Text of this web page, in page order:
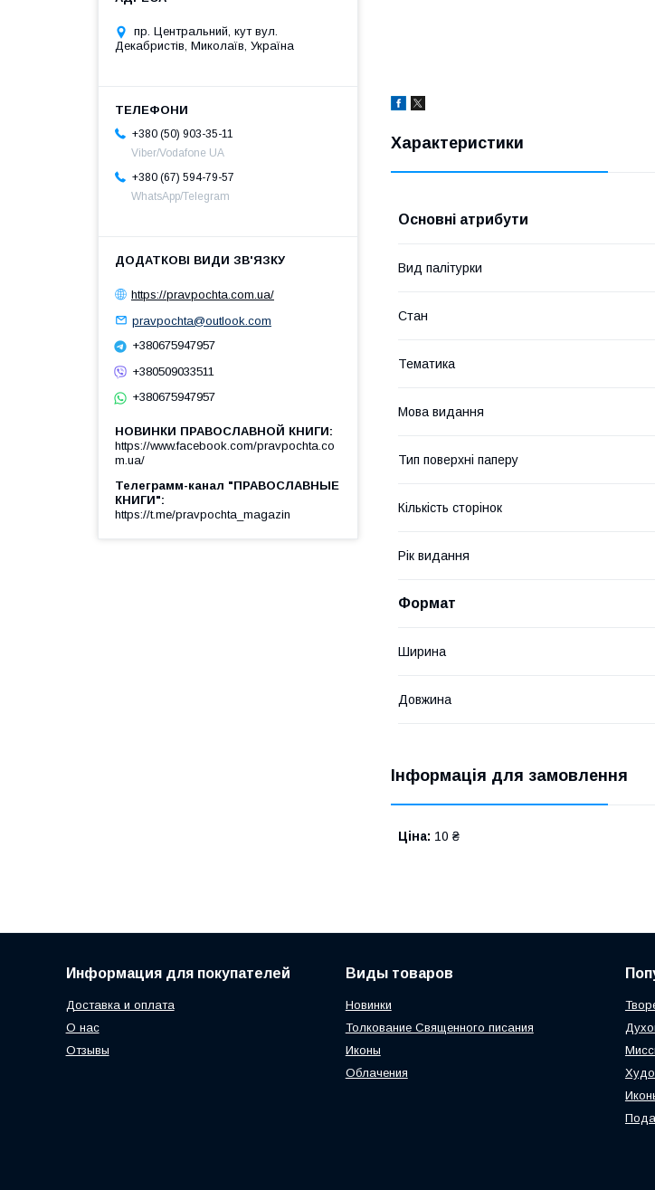
Характеристики
Основні атрибути
Вид палітурки
Стан
Тематика
Мова видання
Тип поверхні паперу
Кількість сторінок
Рік видання
Формат
Ширина
Довжина
Інформація для замовлення
Ціна: 10 ₴
пр. Центральний, кут вул.
Декабристів, Миколаїв, Україна
+380 (50) 903-35-11
Viber/Vodafone UA
+380 (67) 594-79-57
WhatsApp/Telegram
https://pravpochta.com.ua/
pravpochta@outlook.com
+380675947957
+380509033511
+380675947957
НОВИНКИ ПРАВОСЛАВНОЙ КНИГИ
https://www.facebook.com/pravpochta.co
m.ua/
Телеграмм-канал "ПРАВОСЛАВНЫЕ
КНИГИ"
https://t.me/pravpochta_magazin
Информация для покупателей
Доставка и оплата
О нас
Отзывы
Виды товаров
Новинки
Толкование Священного писания
Иконы
Облачения